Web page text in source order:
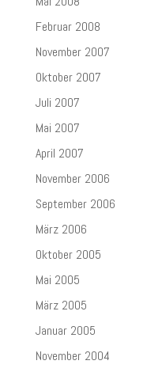
Februar 2008
November 2007
Oktober 2007
Juli 2007
Mai 2007
April 2007
November 2006
September 2006
März 2006
Oktober 2005
Mai 2005
März 2005
Januar 2005
November 2004